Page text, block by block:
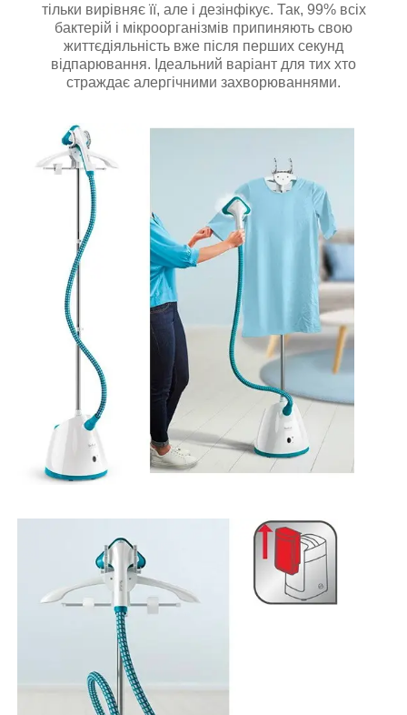
тільки вирівняє її, але і дезінфікує. Так, 99% всіх
бактерій і мікроорганізмів припиняють свою
життєдіяльність вже після перших секунд
відпарювання. Ідеальний варіант для тих хто
страждає алергічними захворюваннями.